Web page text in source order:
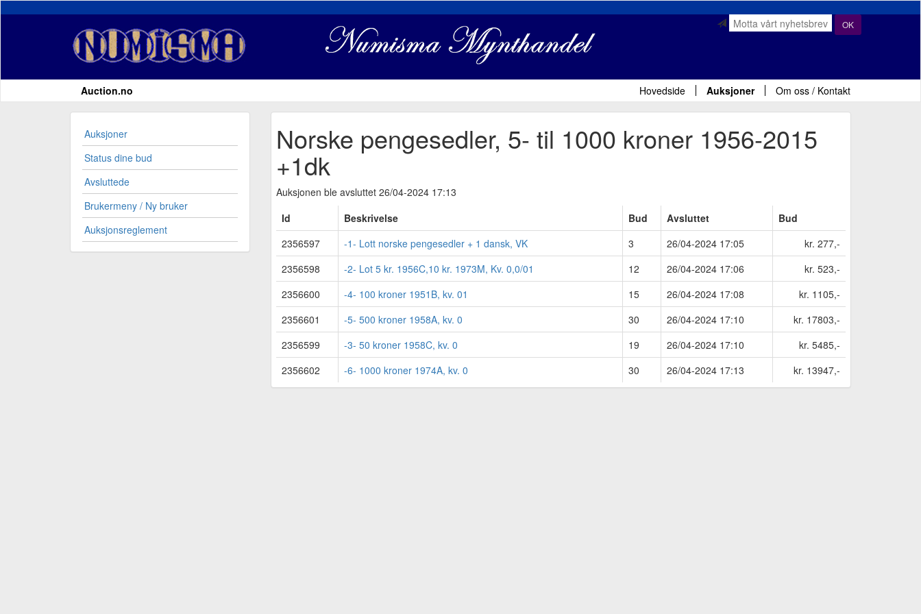
OK
Auction.no Hovedside Auksjoner Om oss / Kontakt
Auksjoner
Status dine bud
Avsluttede
Brukermeny / Ny bruker
Auksjonsreglement
Norske pengesedler, 5- til 1000 kroner 1956-2015
+1dk
Auksjonen ble avsluttet 26/04-2024 17:13
Id
Beskrivelse Bud Avsluttet
Bud
2356597
-1- Lott norske pengesedler + 1 dansk, VK 3 26/04-2024 17:05
kr. 277,-
2356598
-2- Lot 5 kr. 1956C,10 kr. 1973M, Kv. 0,0/01 12 26/04-2024 17:06
kr. 523,-
2356600
-4- 100 kroner 1951B, kv. 01 15 26/04-2024 17:08
kr. 1105,-
2356601
-5- 500 kroner 1958A, kv. 0 30 26/04-2024 17:10
kr. 17803,-
2356599
-3- 50 kroner 1958C, kv. 0 19 26/04-2024 17:10
kr. 5485,-
2356602
-6- 1000 kroner 1974A, kv. 0 30 26/04-2024 17:13 kr. 13947,-